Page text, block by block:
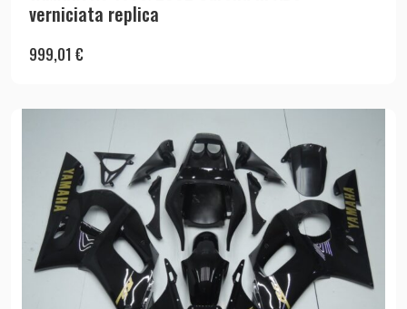
verniciata replica
999,01 €